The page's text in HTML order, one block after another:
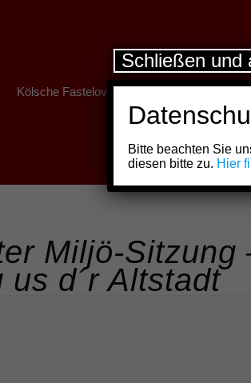
Kölsche Fastelovend
Miljö-Sitzung
us d´r Altstadt
Bitte beachten Sie
diesen bitte zu. Hier
Schließen und